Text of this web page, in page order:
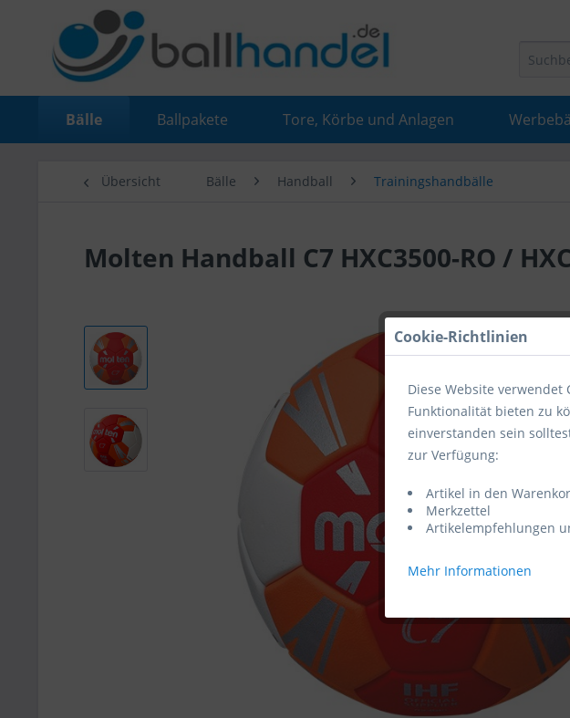
Bälle Ballpakete Tore, Körbe und Anlagen
Übersicht Bälle Handball Trainingshandbälle
Molten Handball C7 HXC3500-RO /
Cookie-Richtlinien
Diese Website verwendet
Funktionalität bieten zu
einverstanden sein
zur Verfügung:
Artikel in den
Merkzettel
Artikelempfehlungen
Mehr Informationen